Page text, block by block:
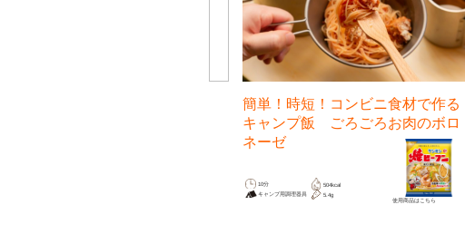
簡単！時短！コンビニ食材で作る
キャンプ飯 ごろごろお肉のボロ
ネーゼ
10分
504kcal
キャンプ用調理器具
5.4g
使用商品は こちら